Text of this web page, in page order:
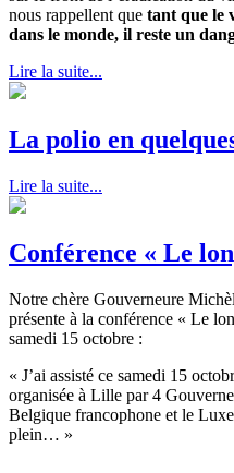
nous rappellent que tant que le
dans le monde, il reste un
Lire la suite...
La polio en
Lire la suite...
Conférence « Le
Notre chère Gouverneure
présente à la conférence « Le
samedi 15 octobre :
« J’ai assisté ce samedi 15
organisée à Lille par 4
Belgique francophone et le
plein… »